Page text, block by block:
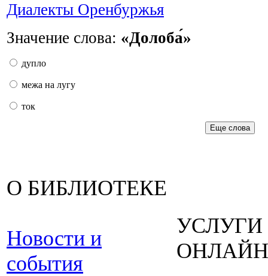
Диалекты Оренбуржья
Значение слова: «Долоба́»
дупло
межа на лугу
ток
Еще слова
О БИБЛИОТЕКЕ
Новости и
события
УСЛУГИ
ОНЛАЙН